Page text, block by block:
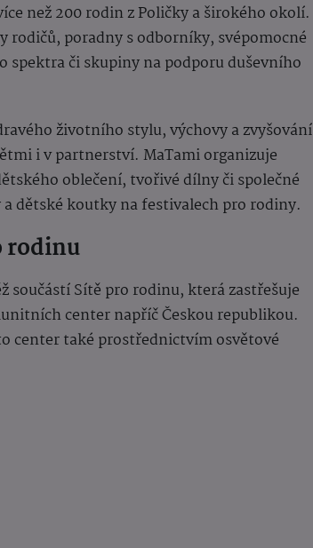
než 200 rodin z Poličky a širokého okolí.
rodičů, poradny s odborníky, svépomocné
či skupiny na podporu duševního
životního stylu, výchovy a zvyšování
i v partnerství. MaTami organizuje
oblečení, tvořivé dílny či společné
dětské koutky na festivalech pro rodiny.
rodinu
součástí Sítě pro rodinu, která zastřešuje
center napříč Českou republikou.
center také prostřednictvím osvětové